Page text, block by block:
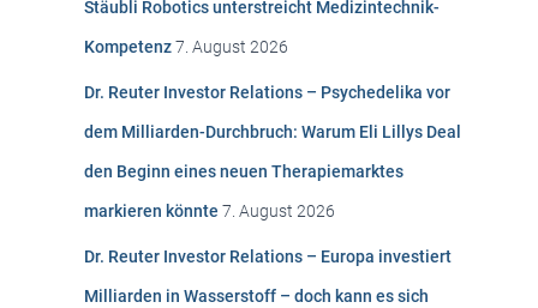
Stäubli Robotics unterstreicht Medizintechnik-
Kompetenz7. August 2026
Dr. Reuter Investor Relations – Psychedelika vor
dem Milliarden-Durchbruch: Warum Eli Lillys Deal
den Beginn eines neuen Therapiemarktes
markieren könnte 7. August 2026
Dr. Reuter Investor Relations – Europa investiert
Milliarden in Wasserstoff – doch kann es sich